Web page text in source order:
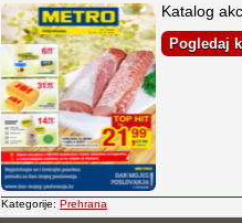
Katalog
Pogledaj
Kategorije: Prehrana